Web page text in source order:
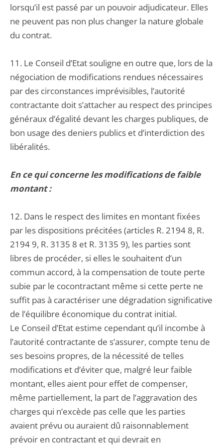
lorsqu’il est passé par un pouvoir adjudicateur. Elles
ne peuvent pas non plus changer la nature globale
du contrat.
11. Le Conseil d’Etat souligne en outre que, lors de la
négociation de modifications rendues nécessaires
par des circonstances imprévisibles, l’autorité
contractante doit s’attacher au respect des principes
généraux d’égalité devant les charges publiques, de
bon usage des deniers publics et d’interdiction des
libéralités.
En ce qui concerne les modifications de faible
montant :
12. Dans le respect des limites en montant fixées
par les dispositions précitées (articles R. 2194 8, R.
2194 9, R. 3135 8 et R. 3135 9), les parties sont
libres de procéder, si elles le souhaitent d’un
commun accord, à la compensation de toute perte
subie par le cocontractant même si cette perte ne
suffit pas à caractériser une dégradation significative
de l’équilibre économique du contrat initial.
Le Conseil d’Etat estime cependant qu’il incombe à
l’autorité contractante de s’assurer, compte tenu de
ses besoins propres, de la nécessité de telles
modifications et d’éviter que, malgré leur faible
montant, elles aient pour effet de compenser,
même partiellement, la part de l’aggravation des
charges qui n’excède pas celle que les parties
avaient prévu ou auraient dû raisonnablement
prévoir en contractant et qui devrait en